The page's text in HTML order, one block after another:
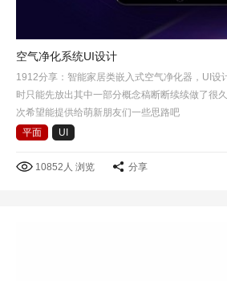
空气净化系统UI设计
1912分享：智能家居类嵌入式空气净化器，UI设
时只能先放出其中一部分概念稿断断续续做了很
次希望能提供给萌新朋友们一些思路吧
平面
UI
10852人 浏览 分享